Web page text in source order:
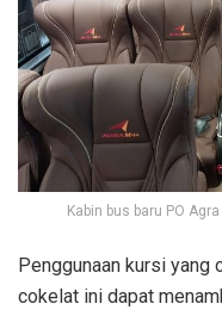
Kabin bus baru PO
Penggunaan kursi
cokelat ini dapat